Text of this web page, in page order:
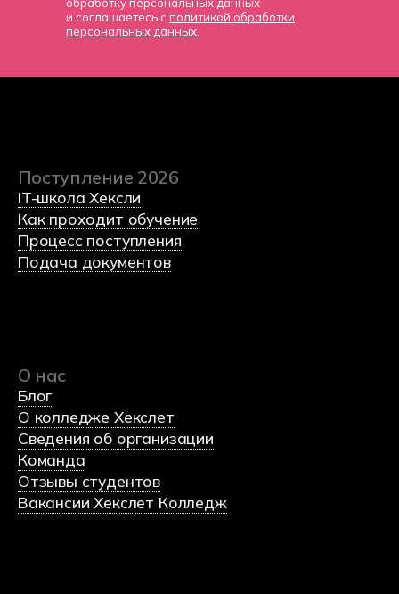
и соглашаетесь с политикой обработки
персональных данных.